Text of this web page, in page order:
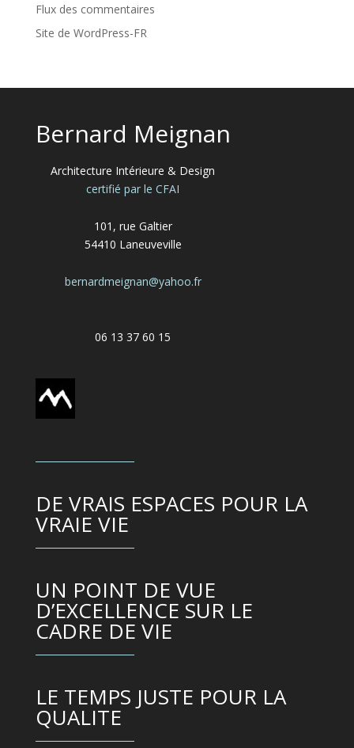
Flux des commentaires
Site de WordPress-FR
Bernard Meignan
Architecture Intérieure & Design
certifié par le CFAI
101, rue Galtier
54410 Laneuveville
bernardmeignan@yahoo.fr
06 13 37 60 15
DE VRAIS ESPACES POUR LA
VRAIE VIE
UN POINT DE VUE
D’EXCELLENCE SUR LE
CADRE DE VIE
LE TEMPS JUSTE POUR LA
QUALITE